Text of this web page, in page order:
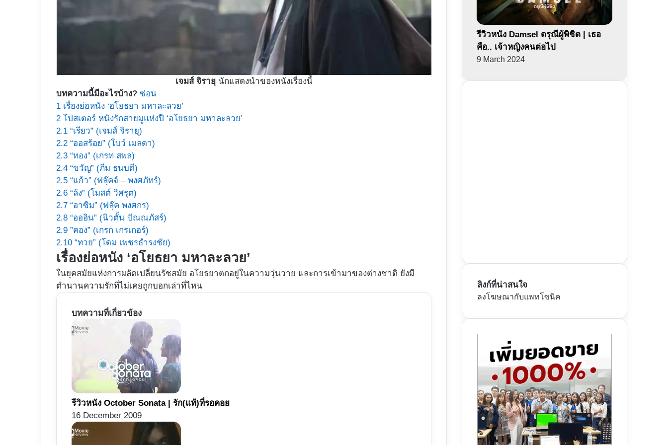
เจมส์ จิรายุนักแสดงนำของหนังเรื่องนี้
บทความนี้มีอะไรบ้าง? ซ่อน
1 เรื่องย่อหนัง ‘อโยธยา มหาละลวย’
2 โปสเตอร์ หนังรักสายมูแห่งปี ‘อโยธยา มหาละลวย’
2.1 “เรียว” (เจมส์ จิรายุ)
2.2 “ออสร้อย” (โบว์ เมลดา)
2.3 “ทอง” (เกรท สพล)
2.4 “ขวัญ” (ภีม ธนบดี)
2.5 “แก้ว” (ฟลุ๊คจ์ – พงศภัทร์)
2.6 “ล้ง” (โมสต์ วิศรุต)
2.7 “อาซิม” (ฟลุ๊ค พงศกร)
2.8 “อออิน” (นิวตั้น ปัณณภัสร์)
2.9 ”คอง” (เกรก เกรเกอร์)
2.10 “ทวย” (โดม เพชรธำรงชัย)
เรื่องย่อหนัง ‘อโยธยา มหาละลวย’
ในยุคสมัยแห่งการผลัดเปลี่ยนรัชสมัย อโยธยาตกอยู่ในความวุ่นวาย และการเข้ามาของต่างชาติ ยังมี
ตำนานความรักที่ไม่เคยถูกบอกเล่าที่ไหน
บทความที่เกี่ยวข้อง
รีวิวหนัง October Sonata | รัก(แท้)ที่รอคอย
16 December 2009
รีวิวหนัง Damsel ดรุณีผู้พิชิต | เธอ
คือ.. เจ้าหญิงคนต่อไป
9 March 2024
ลิงก์ที่น่าสนใจ
ลงโฆษณากับแพทโซนิค